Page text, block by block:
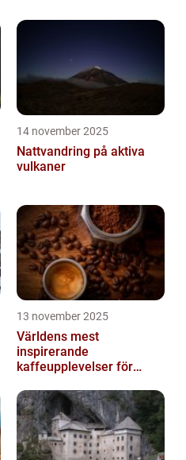
14 november 2025
Nattvandring på aktiva
vulkaner
13 november 2025
Världens mest
inspirerande
kaffeupplevelser för